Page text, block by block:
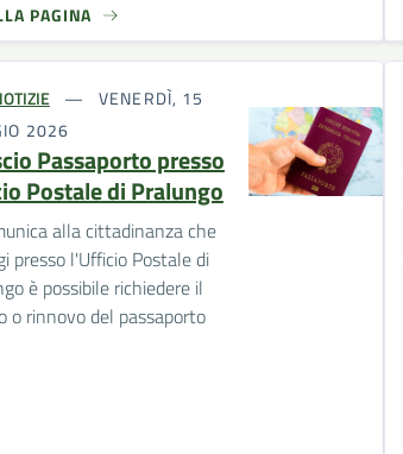
PAGINA
VENERDÌ, 15
2026
Passaporto presso
Postale di Pralungo
alla cittadinanza che
presso l'Ufficio Postale di
è possibile richiedere il
o rinnovo del passaporto